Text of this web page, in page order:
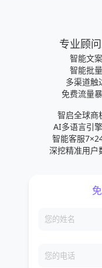
专业顾
智能文
智能批
多渠道触
免费流量
智启全球商
AI多语言引
智能客服
深挖精准用户